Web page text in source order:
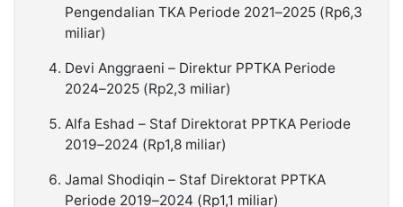
Pengendalian TKA Periode 2021–2025 (Rp6,3
miliar)
Devi Anggraeni – Direktur PPTKA Periode
2024–2025 (Rp2,3 miliar)
Alfa Eshad – Staf Direktorat PPTKA Periode
2019–2024 (Rp1,8 miliar)
Jamal Shodiqin – Staf Direktorat PPTKA
Periode 2019–2024 (Rp1,1 miliar)